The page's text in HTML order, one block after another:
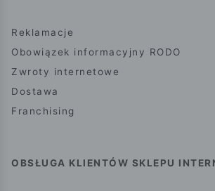
Reklamacje
Obowiązek informacyjny RODO
Zwroty internetowe
Dostawa
Franchising
OBSŁUGA KLIENTÓW SKLEPU